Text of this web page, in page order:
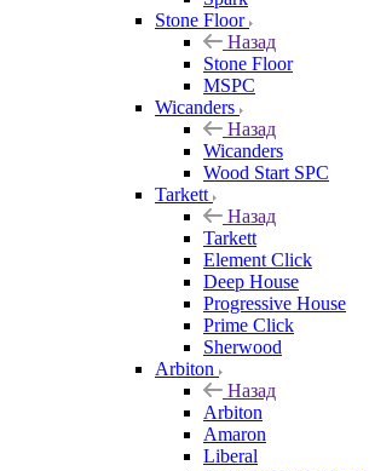
Stone Floor
Назад
Stone Floor
MSPC
Wicanders
Назад
Wicanders
Wood Start SPC
Tarkett
Назад
Tarkett
Element Click
Deep House
Progressive House
Prime Click
Sherwood
Arbiton
Назад
Arbiton
Amaron
Liberal